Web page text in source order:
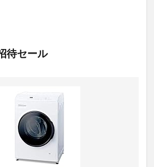
待セール